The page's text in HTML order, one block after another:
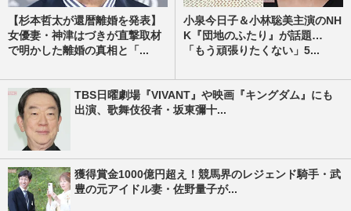
【杉本哲太が還暦離婚を発表】
女優妻・神津はづきが直撃取材
で明かした離婚の真相と「...
小泉今日子＆小林聡美主演のNH
K『団地のふたり』が話題…
「もう頑張りたくない」5...
TBS日曜劇場『VIVANT』や映画『キングダム』にも
出演、歌舞伎役者・坂東彌十...
獲得賞金1000億円超え！競馬界のレジェンド騎手・武
豊の元アイドル妻・佐野量子が...